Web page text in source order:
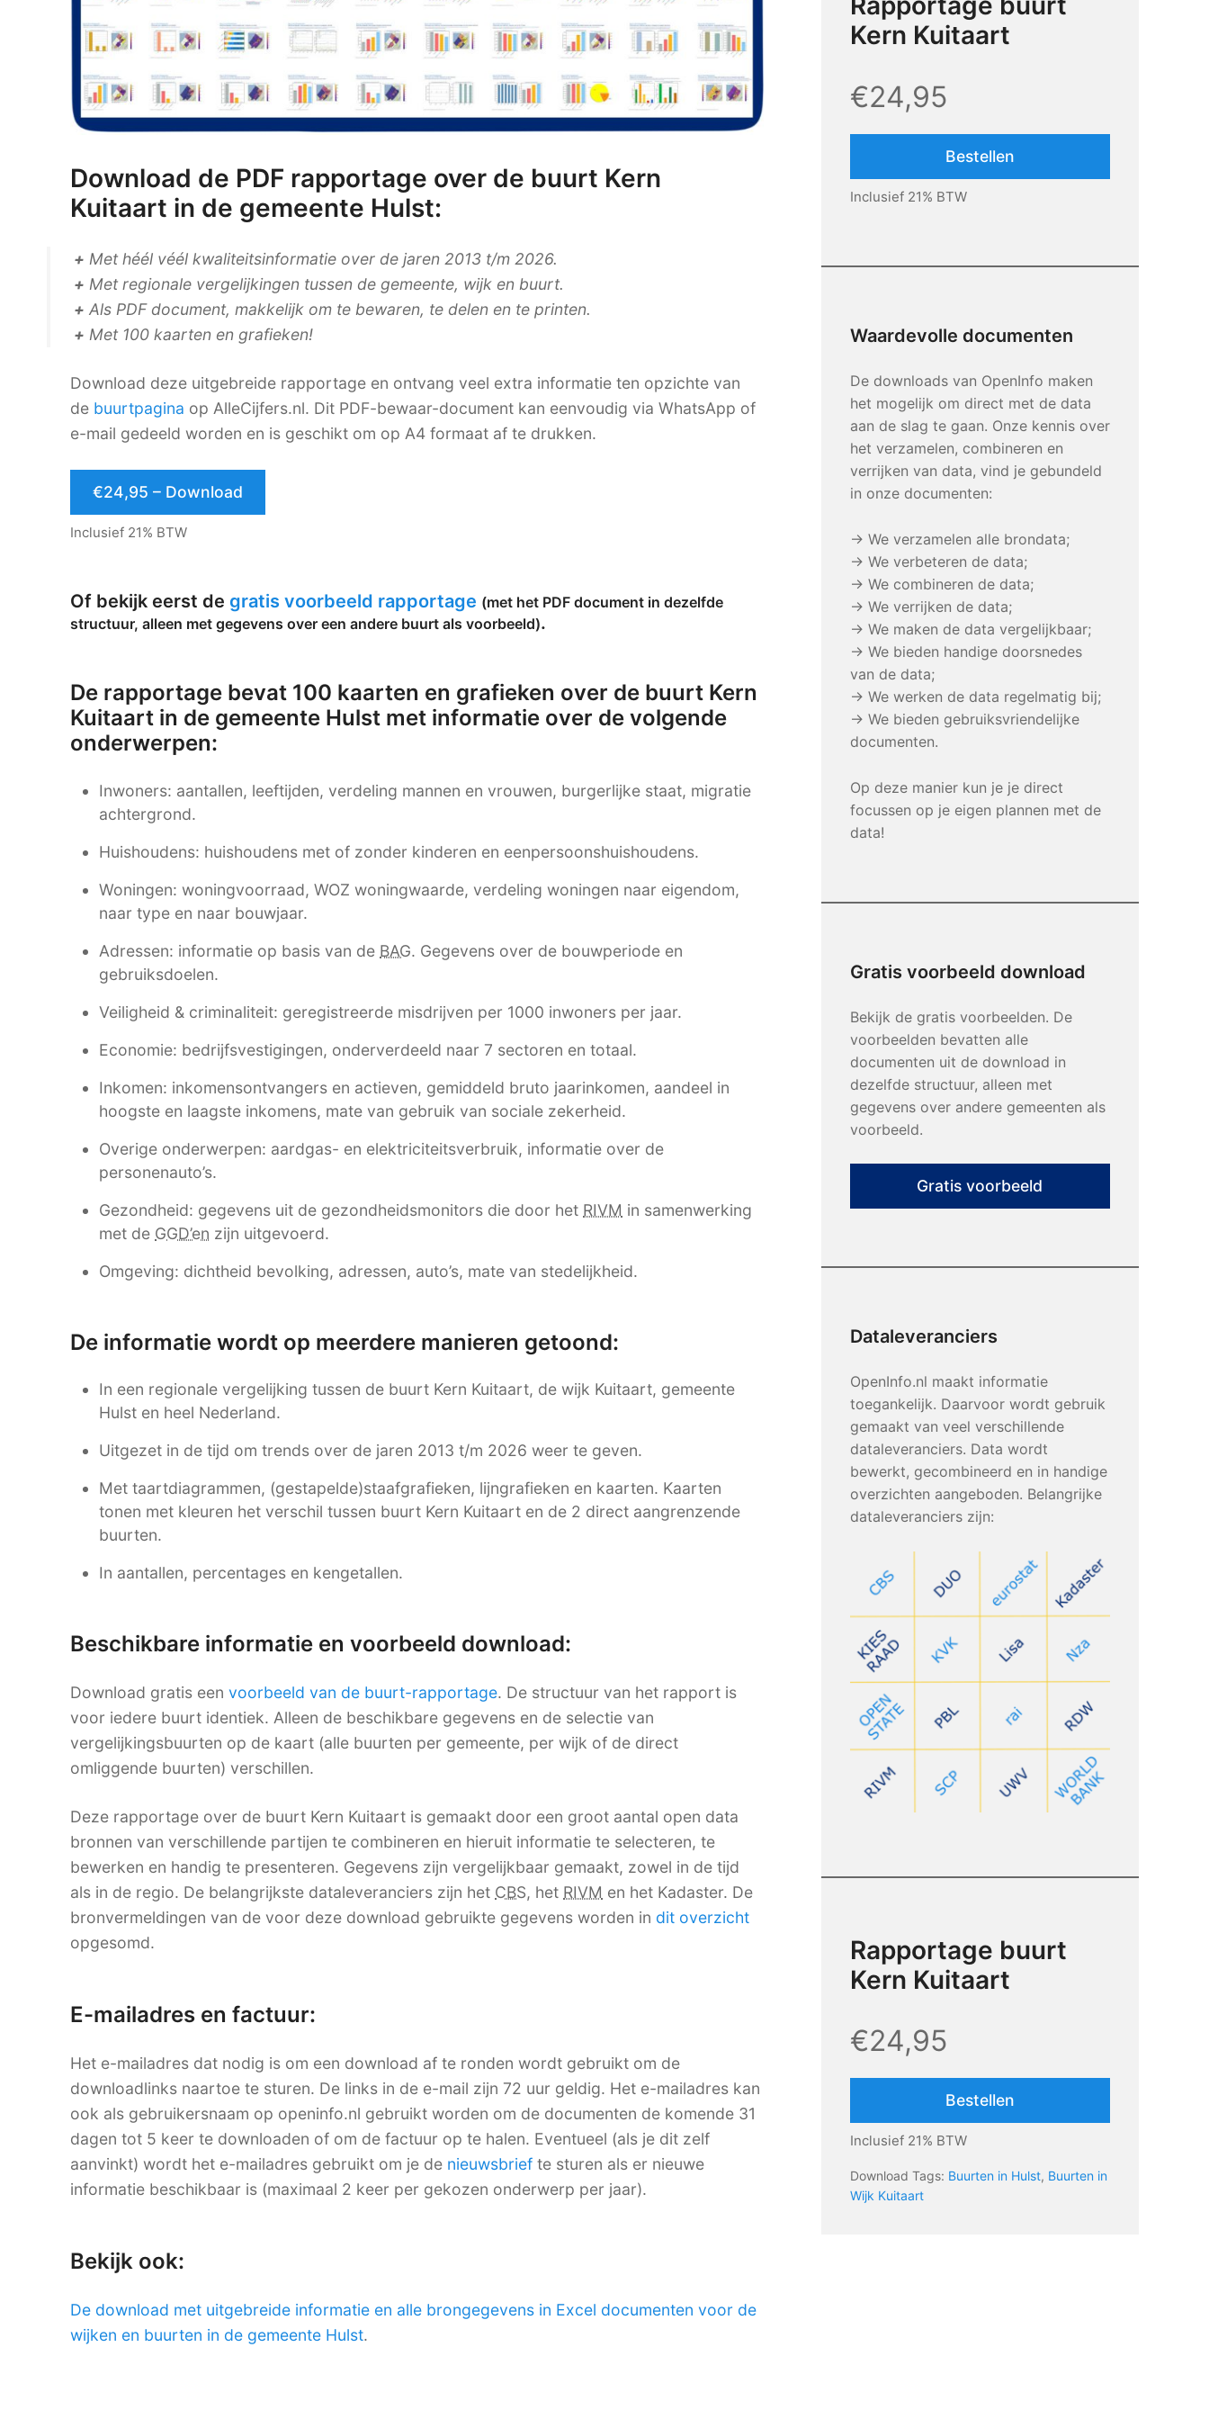
Download de PDF rapportage over de buurt Kern
Kuitaart in de gemeente Hulst:
+ Met héél véél kwaliteitsinformatie over de jaren 2013 t/m 2026.
+ Met regionale vergelijkingen tussen de gemeente, wijk en buurt.
+ Als PDF document, makkelijk om te bewaren, te delen en te printen.
+ Met 100 kaarten en grafieken!
Download deze uitgebreide rapportage en ontvang veel extra informatie ten opzichte van
de buurtpagina op AlleCijfers.nl. Dit PDF-bewaar-document kan eenvoudig via WhatsApp of
e-mail gedeeld worden en is geschikt om op A4 formaat af te drukken.
€24,95 – Download
Inclusief 21% BTW
Of bekijk eerst de gratis voorbeeld rapportage (met het PDF document in dezelfde
structuur, alleen met gegevens over een andere buurt als voorbeeld).
De rapportage bevat 100 kaarten en grafieken over de buurt Kern
Kuitaart in de gemeente Hulst met informatie over de volgende
onderwerpen:
Inwoners: aantallen, leeftijden, verdeling mannen en vrouwen, burgerlijke staat, migratie
achtergrond.
Huishoudens: huishoudens met of zonder kinderen en eenpersoonshuishoudens.
Woningen: woningvoorraad, WOZ woningwaarde, verdeling woningen naar eigendom,
naar type en naar bouwjaar.
Adressen: informatie op basis van de BAG. Gegevens over de bouwperiode en
gebruiksdoelen.
Veiligheid & criminaliteit: geregistreerde misdrijven per 1000 inwoners per jaar.
Economie: bedrijfsvestigingen, onderverdeeld naar 7 sectoren en totaal.
Inkomen: inkomensontvangers en actieven, gemiddeld bruto jaarinkomen, aandeel in
hoogste en laagste inkomens, mate van gebruik van sociale zekerheid.
Overige onderwerpen: aardgas- en elektriciteitsverbruik, informatie over de
personenauto’s.
Gezondheid: gegevens uit de gezondheidsmonitors die door het RIVM in samenwerking
met de GGD’en zijn uitgevoerd.
Omgeving: dichtheid bevolking, adressen, auto’s, mate van stedelijkheid.
De informatie wordt op meerdere manieren getoond:
In een regionale vergelijking tussen de buurt Kern Kuitaart, de wijk Kuitaart, gemeente
Hulst en heel Nederland.
Uitgezet in de tijd om trends over de jaren 2013 t/m 2026 weer te geven.
Met taartdiagrammen, (gestapelde)staafgrafieken, lijngrafieken en kaarten. Kaarten
tonen met kleuren het verschil tussen buurt Kern Kuitaart en de 2 direct aangrenzende
buurten.
In aantallen, percentages en kengetallen.
Beschikbare informatie en voorbeeld download:
Download gratis een voorbeeld van de buurt-rapportage. De structuur van het rapport is
voor iedere buurt identiek. Alleen de beschikbare gegevens en de selectie van
vergelijkingsbuurten op de kaart (alle buurten per gemeente, per wijk of de direct
omliggende buurten) verschillen.
Deze rapportage over de buurt Kern Kuitaart is gemaakt door een groot aantal open data
bronnen van verschillende partijen te combineren en hieruit informatie te selecteren, te
bewerken en handig te presenteren. Gegevens zijn vergelijkbaar gemaakt, zowel in de tijd
als in de regio. De belangrijkste dataleveranciers zijn het CBS, het RIVM en het Kadaster. De
bronvermeldingen van de voor deze download gebruikte gegevens worden in dit overzicht
opgesomd.
E-mailadres en factuur:
Het e-mailadres dat nodig is om een download af te ronden wordt gebruikt om de
downloadlinks naartoe te sturen. De links in de e-mail zijn 72 uur geldig. Het e-mailadres kan
ook als gebruikersnaam op openinfo.nl gebruikt worden om de documenten de komende 31
dagen tot 5 keer te downloaden of om de factuur op te halen. Eventueel (als je dit zelf
aanvinkt) wordt het e-mailadres gebruikt om je de nieuwsbrief te sturen als er nieuwe
informatie beschikbaar is (maximaal 2 keer per gekozen onderwerp per jaar).
Bekijk ook:
De download met uitgebreide informatie en alle brongegevens in Excel documenten voor de
wijken en buurten in de gemeente Hulst.
Kern Kuitaart
€24,95
Bestellen
Inclusief 21% BTW
Waardevolle documenten
De downloads van OpenInfo maken
het mogelijk om direct met de data
aan de slag te gaan. Onze kennis over
het verzamelen, combineren en
verrijken van data, vind je gebundeld
in onze documenten:
→ We verzamelen alle brondata;
→ We verbeteren de data;
→ We combineren de data;
→ We verrijken de data;
→ We maken de data vergelijkbaar;
→ We bieden handige doorsnedes
van de data;
→ We werken de data regelmatig bij;
→ We bieden gebruiksvriendelijke
documenten.
Op deze manier kun je je direct
focussen op je eigen plannen met de
data!
Gratis voorbeeld download
Bekijk de gratis voorbeelden. De
voorbeelden bevatten alle
documenten uit de download in
dezelfde structuur, alleen met
gegevens over andere gemeenten als
voorbeeld.
Gratis voorbeeld
Dataleveranciers
OpenInfo.nl maakt informatie
toegankelijk. Daarvoor wordt gebruik
gemaakt van veel verschillende
dataleveranciers. Data wordt
bewerkt, gecombineerd en in handige
overzichten aangeboden. Belangrijke
dataleveranciers zijn:
Rapportage buurt
Kern Kuitaart
€24,95
Bestellen
Inclusief 21% BTW
Download Tags: Buurten in Hulst, Buurten in
Wijk Kuitaart